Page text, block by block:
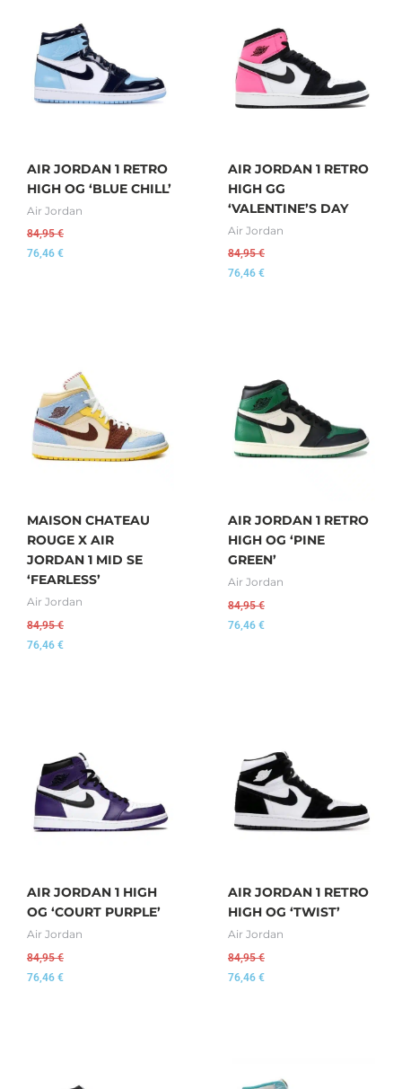
AIR JORDAN 1 RETRO
HIGH OG ‘BLUE CHILL’
Air Jordan
84,95€
76,46 €
AIR JORDAN 1 RETRO
HIGH GG
‘VALENTINE’S DAY
Air Jordan
84,95€
76,46 €
MAISON CHATEAU
ROUGE X AIR
JORDAN 1 MID SE
‘FEARLESS’
Air Jordan
84,95€
76,46 €
AIR JORDAN 1 RETRO
HIGH OG ‘PINE
GREEN’
Air Jordan
84,95€
76,46 €
AIR JORDAN 1 HIGH
OG ‘COURT PURPLE’
Air Jordan
84,95€
76,46 €
AIR JORDAN 1 RETRO
HIGH OG ‘TWIST’
Air Jordan
84,95€
76,46 €